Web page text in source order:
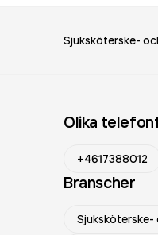
Sjuksköterske-
Olika
+4617388012
Branscher
Sjuksköterske-